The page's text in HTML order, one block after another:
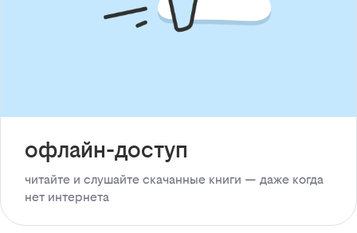
офлайн-доступ
читайте и слушайте скачанные книги — даже когда
нет интернета